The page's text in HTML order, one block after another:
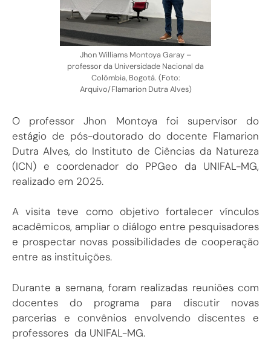
Jhon Williams Montoya Garay –
professor da Universidade Nacional da
Colômbia, Bogotá. (Foto:
Arquivo/Flamarion Dutra Alves)
O professor Jhon Montoya foi supervisor do
estágio de pós-doutorado do docente Flamarion
Dutra Alves, do Instituto de Ciências da Natureza
(ICN) e coordenador do PPGeo da UNIFAL-MG,
realizado em 2025.
A visita teve como objetivo fortalecer vínculos
acadêmicos, ampliar o diálogo entre pesquisadores
e prospectar novas possibilidades de cooperação
entre as instituições.
Durante a semana, foram realizadas reuniões com
docentes do programa para discutir novas
parcerias e convênios envolvendo discentes e
professores da UNIFAL-MG.